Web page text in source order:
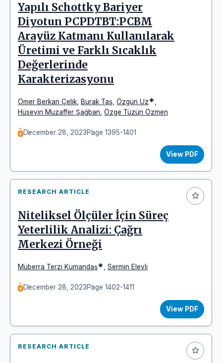
Yapılı Schottky Bariyer
Diyotun PCPDTBT:PCBM
Arayüz Katmanı Kullanılarak
Üretimi ve Farklı Sıcaklık
Değerlerinde
Karakterizasyonu
Ömer Berkan Çelik Burak Taş Özgün Uz*
Hüseyin Muzaffer Şağban Özge Tüzün Özmen
December 28, 2023Page 1395-1401
View PDF
RESEARCH ARTICLE
Niteliksel Ölçüler İçin Süreç
Yeterlilik Analizi: Çağrı
Merkezi Örneği
Müberra Terzi Kumandaş* Sermin Elevli
December 28, 2023Page 1402-1411
View PDF
RESEARCH ARTICLE